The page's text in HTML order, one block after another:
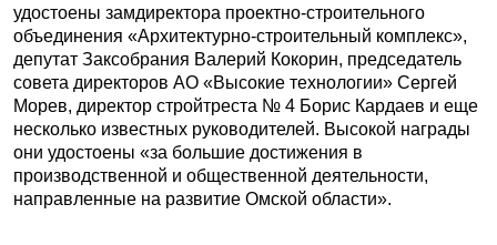
удостоены замдиректора проектно-строительного
объединения «Архитектурно-строительный комплекс»,
депутат Заксобрания Валерий Кокорин, председатель
совета директоров АО «Высокие технологии» Сергей
Морев, директор стройтреста № 4 Борис Кардаев и еще
несколько известных руководителей. Высокой награды
они удостоены «за большие достижения в
производственной и общественной деятельности,
направленные на развитие Омской области».